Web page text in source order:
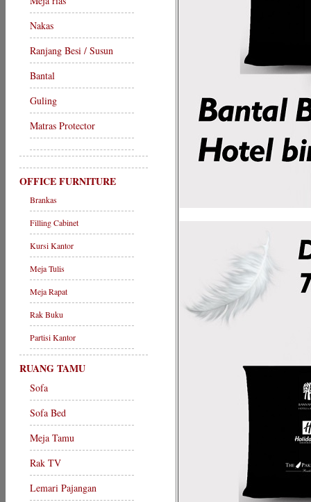
Nakas
Ranjang Besi / Susun
Bantal
Guling
Matras Protector
OFFICE FURNITURE
Brankas
Filling Cabinet
Kursi Kantor
Meja Tulis
Meja Rapat
Rak Buku
Partisi Kantor
RUANG TAMU
Sofa
Sofa Bed
Meja Tamu
Rak TV
Lemari Pajangan